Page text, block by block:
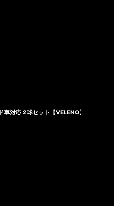
対応 2球セット【VELENO】